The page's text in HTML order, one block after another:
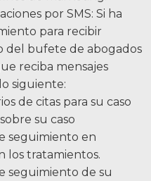
por SMS: Si ha
para recibir
del bufete de abogados
reciba mensajes
siguiente:
de citas para su caso
su caso
seguimiento en
los tratamientos.
seguimiento de su